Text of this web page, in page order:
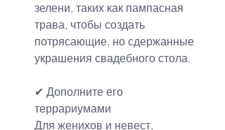
зелени, таких как пампасная
трава, чтобы создать
потрясающие, но сдержанные
украшения свадебного стола.
✔ Дополните его
террариумами
Для женихов и невест,